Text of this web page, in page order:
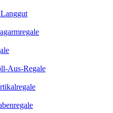
Aus-Regale